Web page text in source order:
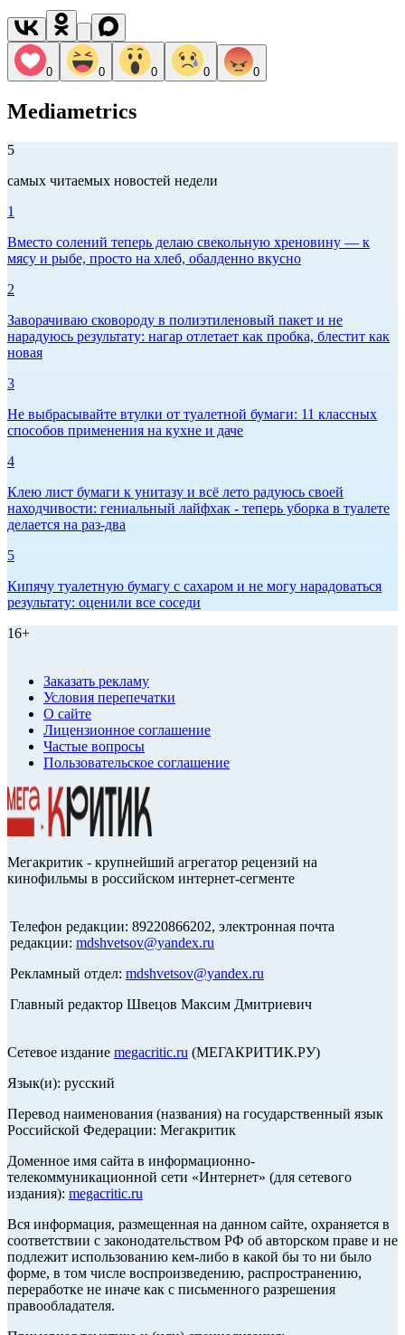
0 0 0 0 0
Mediametrics
5
самых читаемых новостей недели
1
Вместо солений теперь делаю свекольную хреновину — к
мясу и рыбе, просто на хлеб, обалденно вкусно
2
Заворачиваю сковороду в полиэтиленовый пакет и не
нарадуюсь результату: нагар отлетает как пробка, блестит как
новая
3
Не выбрасывайте втулки от туалетной бумаги: 11 классных
способов применения на кухне и даче
4
Клею лист бумаги к унитазу и всё лето радуюсь своей
находчивости: гениальный лайфхак - теперь уборка в туалете
делается на раз-два
5
Кипячу туалетную бумагу с сахаром и не могу нарадоваться
результату: оценили все соседи
16+
Заказать рекламу
Условия перепечатки
О сайте
Лицензионное соглашение
Частые вопросы
Пользовательское соглашение
Мегакритик - крупнейший агрегатор рецензий на
кинофильмы в российском интернет-сегменте
Телефон редакции: 89220866202, электронная почта
редакции: mdshvetsov@yandex.ru
Рекламный отдел: mdshvetsov@yandex.ru
Главный редактор Швецов Максим Дмитриевич
Сетевое издание megacritic.ru (МЕГАКРИТИК.РУ)
Язык(и): русский
Перевод наименования (названия) на государственный язык
Российской Федерации: Мегакритик
Доменное имя сайта в информационно-
телекоммуникационной сети «Интернет» (для сетевого
издания): megacritic.ru
Вся информация, размещенная на данном сайте, охраняется в
соответствии с законодательством РФ об авторском праве и не
подлежит использованию кем-либо в какой бы то ни было
форме, в том числе воспроизведению, распространению,
переработке не иначе как с письменного разрешения
правообладателя.